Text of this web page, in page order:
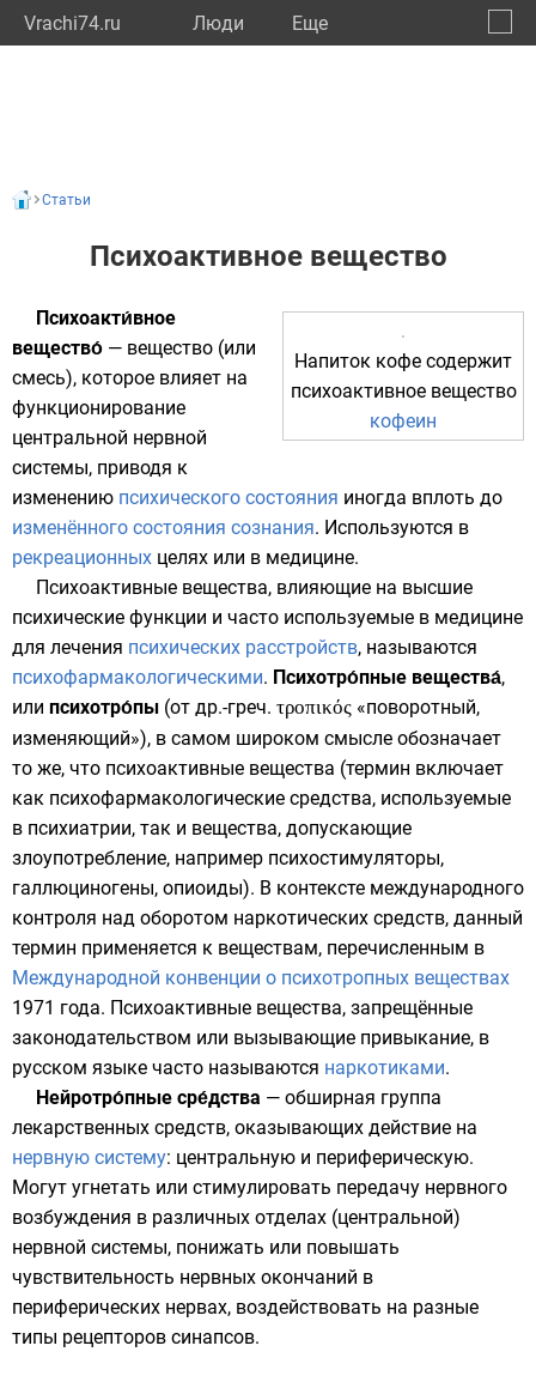
Vrachi74.ru Люди Eще
Статьи
Психоактивное вещество
Напиток кофе содержит
психоактивное вещество
кофеин
Психоакти́вное
вещество́ — вещество (или
смесь), которое влияет на
функционирование
центральной нервной
системы, приводя к
изменению психического состояния иногда вплоть до
изменённого состояния сознания. Используются в
рекреационных целях или в медицине.
Психоактивные вещества, влияющие на высшие
психические функции и часто используемые в медицине
для лечения психических расстройств, называются
психофармакологическими. Психотро́пные вещества́,
или психотро́пы (от др.-греч. τροπικός «поворотный,
изменяющий»), в самом широком смысле обозначает
то же, что психоактивные вещества (термин включает
как психофармакологические средства, используемые
в психиатрии, так и вещества, допускающие
злоупотребление, например психостимуляторы,
галлюциногены, опиоиды). В контексте международного
контроля над оборотом наркотических средств, данный
термин применяется к веществам, перечисленным в
Международной конвенции о психотропных веществах
1971 года. Психоактивные вещества, запрещённые
законодательством или вызывающие привыкание, в
русском языке часто называются наркотиками.
Нейротро́пные сре́дства — обширная группа
лекарственных средств, оказывающих действие на
нервную систему: центральную и периферическую.
Могут угнетать или стимулировать передачу нервного
возбуждения в различных отделах (центральной)
нервной системы, понижать или повышать
чувствительность нервных окончаний в
периферических нервах, воздействовать на разные
типы рецепторов синапсов.